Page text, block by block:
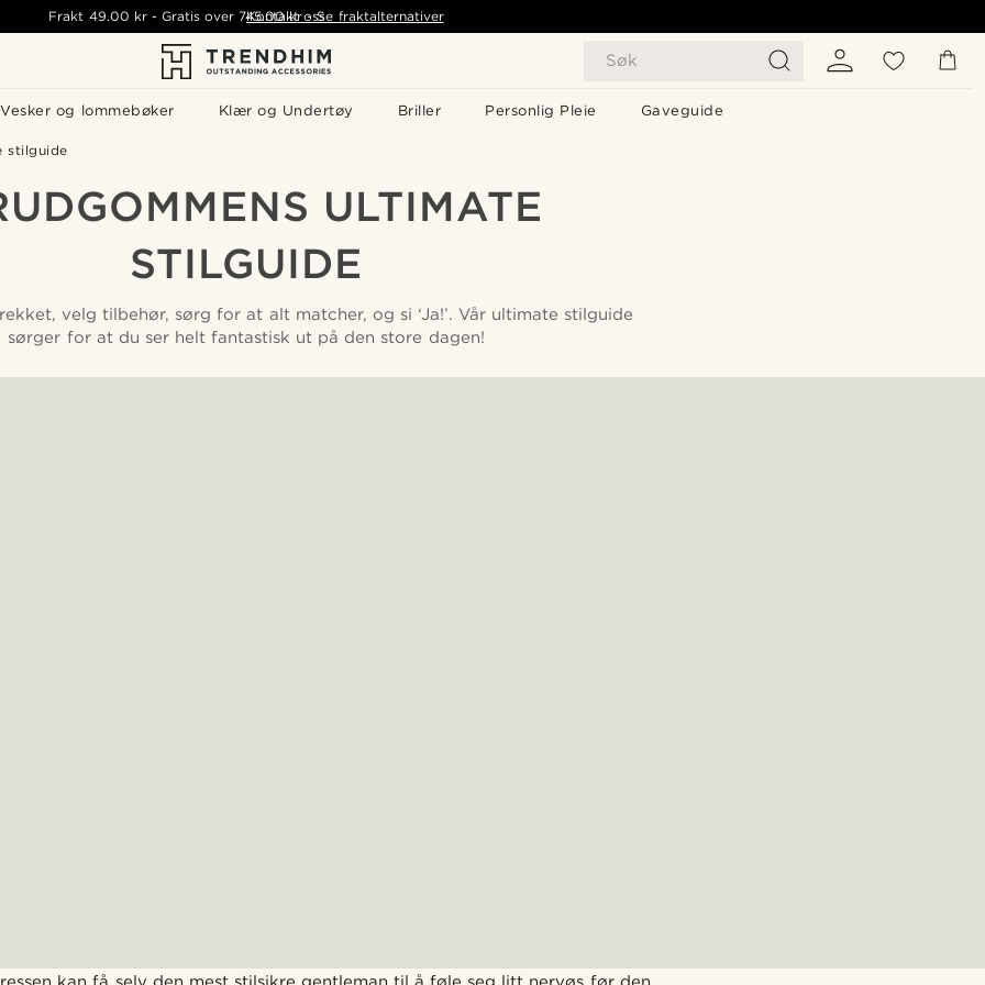
Søk
Vesker og lommebøker Klær og Undertøy Briller Personlig Pleie Gaveguide
Frakt 49.00 kr- Gratis over 745.00 kr - Se fraktalternativer
Kontakt oss
stilguide
ULTIMATE
STILGUIDE
velg tilbehør, sørg for at alt matcher, og si ‘Ja!’. Vår ultimate stilguide
sørger for at du ser helt fantastisk ut på den store dagen!